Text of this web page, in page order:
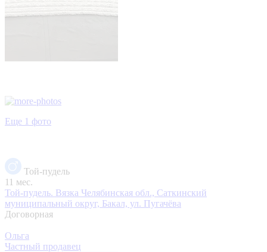
Еще 1 фото
Той-пудель
11 мес.
Той-пудель. Вязка Челябинская обл., Саткинский
муниципальный округ, Бакал, ул. Пугачёва
Договорная
Ольга
Частный продавец